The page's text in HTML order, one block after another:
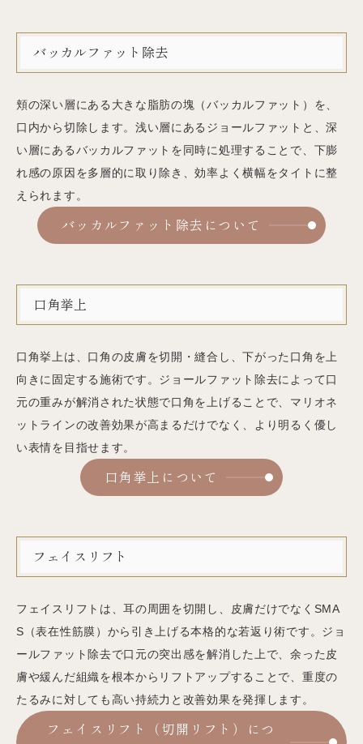
バッカルファット除去
頬の深い層にある大きな脂肪の塊（バッカルファット）を、
口内から切除します。浅い層にあるジョールファットと、深
い層にあるバッカルファットを同時に処理することで、下膨
れ感の原因を多層的に取り除き、効率よく横幅をタイトに整
えられます。
バッカルファット除去について
口角挙上
口角挙上は、口角の皮膚を切開・縫合し、下がった口角を上
向きに固定する施術です。ジョールファット除去によって口
元の重みが解消された状態で口角を上げることで、マリオネ
ットラインの改善効果が高まるだけでなく、より明るく優し
い表情を目指せます。
口角挙上について
フェイスリフト
フェイスリフトは、耳の周囲を切開し、皮膚だけでなくSMA
S（表在性筋膜）から引き上げる本格的な若返り術です。ジョ
ールファット除去で口元の突出感を解消した上で、余った皮
膚や緩んだ組織を根本からリフトアップすることで、重度の
たるみに対しても高い持続力と改善効果を発揮します。
フェイスリフト（切開リフト）につ